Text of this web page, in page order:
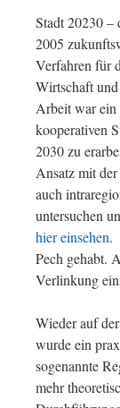
Stadt 20230 –
2005
Verfahren für
Wirtschaft
Arbeit war
kooperativen
2030 zu
Ansatz mit
auch
untersuchen
hier einsehen.
Pech gehabt.
Verlinkung
Wieder auf
wurde ein
sogenannte
mehr